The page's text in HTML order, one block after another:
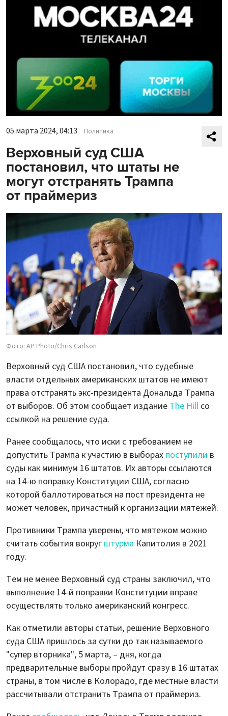
05 марта 2024, 04:13 Политика
Верховный суд США
постановил, что штаты не
могут отстранять Трампа
от праймериз
Фото: AP Photo/Chris Carlson
Верховный суд США постановил, что судебные
власти отдельных американских штатов не имеют
права отстранять экс-президента Дональда Трампа
от выборов. Об этом сообщает издание The Hill со
ссылкой на решение суда.
Ранее сообщалось, что иски с требованием не
допустить Трампа к участию в выборах поступили в
суды как минимум 16 штатов. Их авторы ссылаются
на 14-ю поправку Конституции США, согласно
которой баллотироваться на пост президента не
может человек, причастный к организации мятежей.
Противники Трампа уверены, что мятежом можно
считать события вокруг штурма Капитолия в 2021
году.
Тем не менее Верховный суд страны заключил, что
выполнение 14-й поправки Конституции вправе
осуществлять только американский конгресс.
Как отметили авторы статьи, решение Верховного
суда США пришлось за сутки до так называемого
"супер вторника", 5 марта, – дня, когда
предварительные выборы пройдут сразу в 16 штатах
страны, в том числе в Колорадо, где местные власти
рассчитывали отстранить Трампа от праймериз.